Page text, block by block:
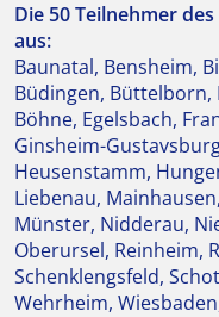
Die 50 Teilnehmer
aus:
Baunatal, Bensheim,
Büdingen, Büttelborn,
Böhne, Egelsbach,
Ginsheim-
Heusenstamm,
Liebenau,
Münster, Nidderau,
Oberursel, Reinheim,
Schenklengsfeld,
Wehrheim,